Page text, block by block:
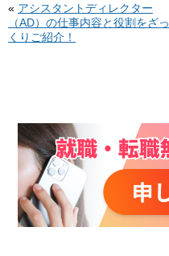
« アシスタントディレクター
（AD）の仕事内容と役割をざっ
くりご紹介！